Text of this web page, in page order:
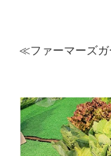
≪ファーマーズ